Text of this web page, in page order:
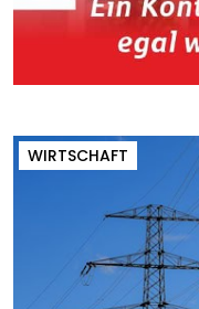
WIRTSCHAFT